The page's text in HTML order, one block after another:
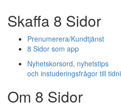
Skaffa 8 Sidor
Prenumerera/Kundtjänst
8 Sidor som app
Nyhetskorsord, nyhetstips
och instuderingsfrågor till
Om 8 Sidor